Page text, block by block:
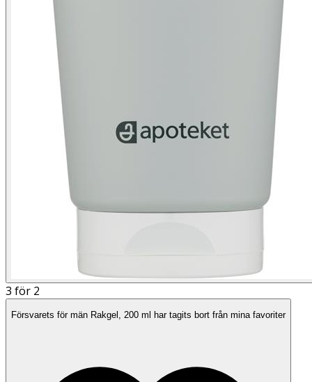
3 för 2
Försvarets för män Rakgel, 200 ml har tagits bort från mina favoriter